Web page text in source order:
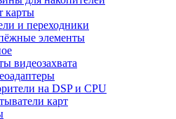
карты
и переходники
элементы
видеозахвата
на DSP и CPU
карт